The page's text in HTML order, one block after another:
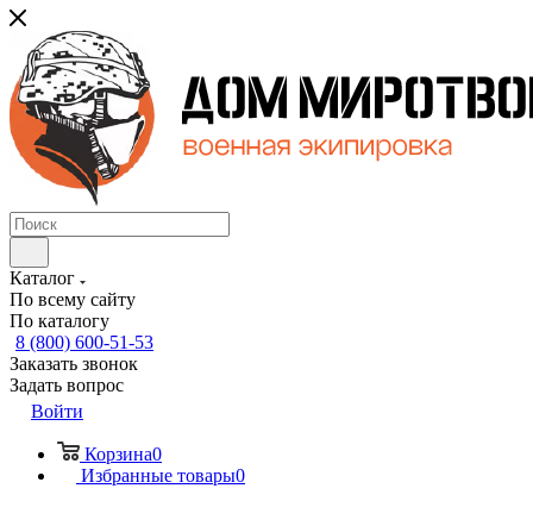
Каталог
По всему сайту
По каталогу
8 (800) 600-51-53
Заказать звонок
Задать вопрос
Войти
Корзина0
Избранные товары0